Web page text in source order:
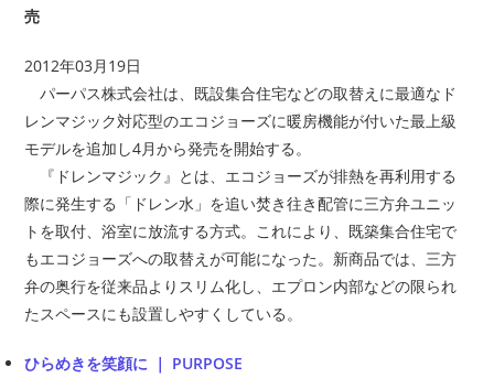
売
2012年03月19日
パーパス株式会社は、既設集合住宅などの取替えに最適なド
レンマジック対応型のエコジョーズに暖房機能が付いた最上級
モデルを追加し4月から発売を開始する。
『ドレンマジック』とは、エコジョーズが排熱を再利用する
際に発生する「ドレン水」を追い焚き往き配管に三方弁ユニッ
トを取付、浴室に放流する方式。これにより、既築集合住宅で
もエコジョーズへの取替えが可能になった。新商品では、三方
弁の奥行を従来品よりスリム化し、エプロン内部などの限られ
たスペースにも設置しやすくしている。
ひらめきを笑顔に ｜ PURPOSE